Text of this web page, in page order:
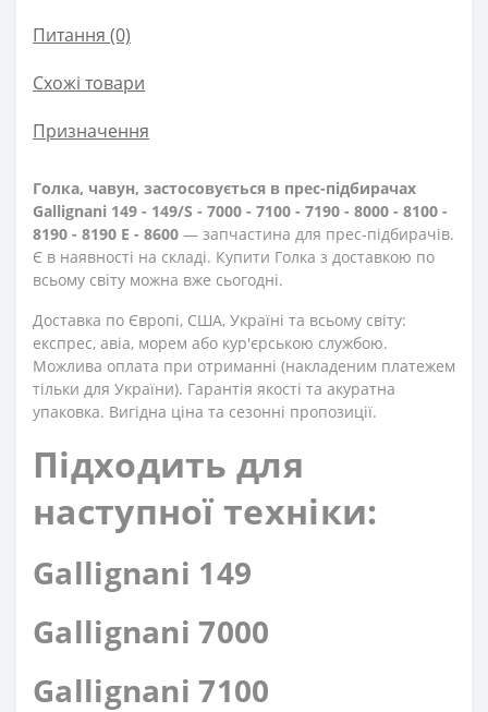
Питання (0)
Схожі товари
Призначення
Голка, чавун, застосовується в прес-підбирачах
Gallignani 149 - 149/S - 7000 - 7100 - 7190 - 8000 - 8100 -
8190 - 8190 E - 8600 — запчастина для прес-підбирачів.
Є в наявності на складі. Купити Голка з доставкою по
всьому світу можна вже сьогодні.
Доставка по Європі, США, Україні та всьому світу:
експрес, авіа, морем або кур'єрською службою.
Можлива оплата при отриманні (накладеним платежем
тільки для України). Гарантія якості та акуратна
упаковка. Вигідна ціна та сезонні пропозиції.
Підходить для
наступної техніки:
Gallignani 149
Gallignani 7000
Gallignani 7100